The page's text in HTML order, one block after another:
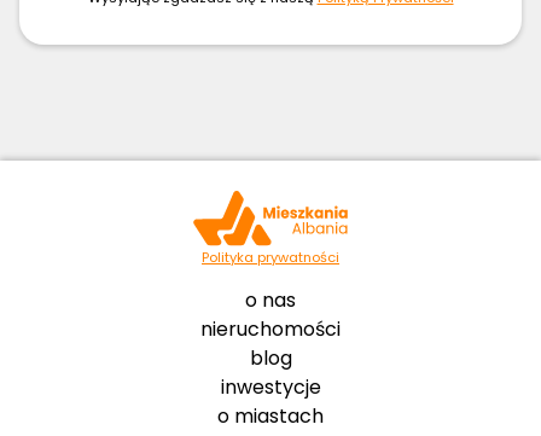
Polityka prywatności
o nas
nieruchomości
blog
inwestycje
o miastach